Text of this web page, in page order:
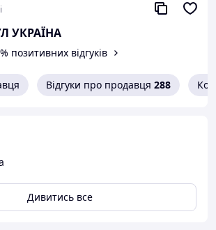
Діаметр 34 мм
Eurolube (Швеція)
УКРАЇНА
позитивних відгуків
Відгуки про продавця 288
Дивитись все